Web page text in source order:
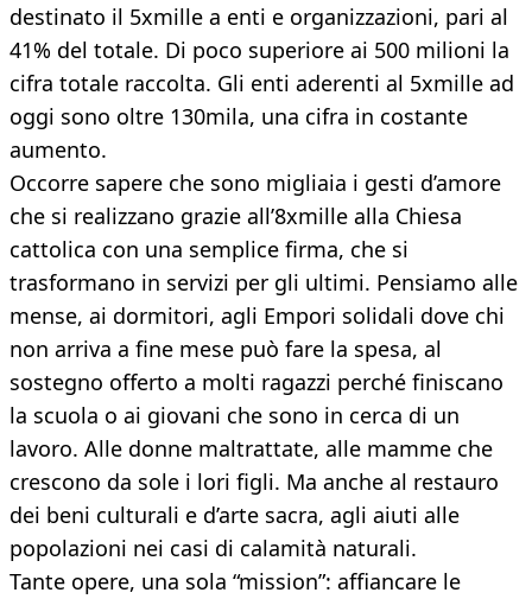
destinato il 5xmille a enti e organizzazioni, pari al
41% del totale. Di poco superiore ai 500 milioni la
cifra totale raccolta. Gli enti aderenti al 5xmille ad
oggi sono oltre 130mila, una cifra in costante
aumento.
Occorre sapere che sono migliaia i gesti d’amore
che si realizzano grazie all’8xmille alla Chiesa
cattolica con una semplice firma, che si
trasformano in servizi per gli ultimi. Pensiamo alle
mense, ai dormitori, agli Empori solidali dove chi
non arriva a fine mese può fare la spesa, al
sostegno offerto a molti ragazzi perché finiscano
la scuola o ai giovani che sono in cerca di un
lavoro. Alle donne maltrattate, alle mamme che
crescono da sole i lori figli. Ma anche al restauro
dei beni culturali e d’arte sacra, agli aiuti alle
popolazioni nei casi di calamità naturali.
Tante opere, una sola “mission”: affiancare le